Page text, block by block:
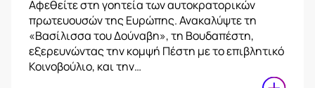
Αφεθείτε στη γοητεία των αυτοκρατορικών
πρωτευουσών της Ευρώπης. Ανακαλύψτε τη
«Βασίλισσα του Δούναβη», τη Βουδαπέστη,
εξερευνώντας την κομψή Πέστη με το επιβλητικό
Κοινοβούλιο, και την…